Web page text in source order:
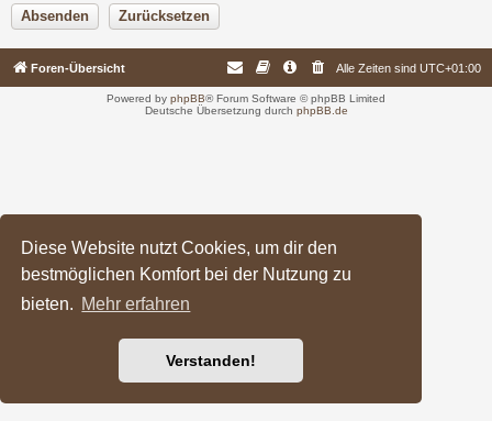
Diese Website nutzt Cookies, um dir den
bestmöglichen Komfort bei der Nutzung zu
bieten. Mehr erfahren
Verstanden!
Foren-Übersicht Alle Zeiten sind UTC+01:00
Powered by phpBB® Forum Software © phpBB Limited
Deutsche Übersetzung durch phpBB.de